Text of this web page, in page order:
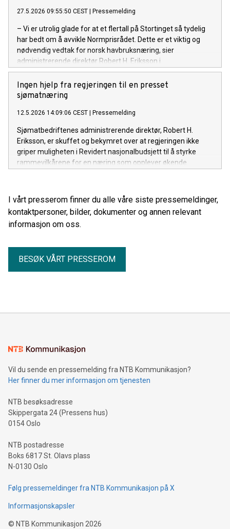
27.5.2026 09:55:50 CEST Pressemelding
– Vi er utrolig glade for at et flertall på Stortinget så tydelig
har bedt om å avvikle Normprisrådet. Dette er et viktig og
nødvendig vedtak for norsk havbruksnæring, sier
administrerende direktør Robert H. Eriksson i
Sjømatbedriftene.
Ingen hjelp fra regjeringen til en presset
sjømatnæring
12.5.2026 14:09:06 CEST Pressemelding
Sjømatbedriftenes administrerende direktør, Robert H.
Eriksson, er skuffet og bekymret over at regjeringen ikke
griper muligheten i Revidert nasjonalbudsjett til å styrke
rammevilkårene for en næring som opplever økende
I vårt presserom finner du alle våre siste pressemeldinger,
kontaktpersoner, bilder, dokumenter og annen relevant
informasjon om oss.
BESØK VÅRT PRESSEROM
Vil du sende en pressemelding fra NTB Kommunikasjon?
Her finner du mer informasjon om tjenesten
NTB besøksadresse
Skippergata 24 (Pressens hus)
0154 Oslo
NTB postadresse
Boks 6817 St. Olavs plass
N-0130 Oslo
Følg pressemeldinger fra NTB Kommunikasjon på X
Informasjonskapsler
© NTB Kommunikasjon 2026